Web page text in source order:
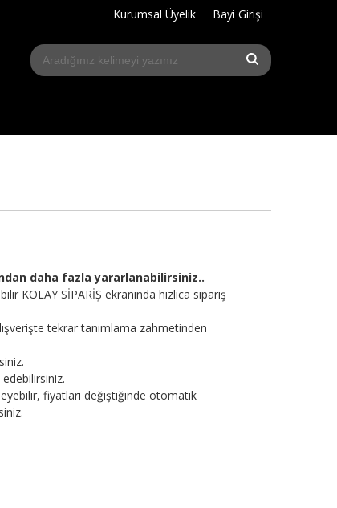
Kurumsal Üyelik Bayi Girişi
daha fazla yararlanabilirsiniz..
KOLAY SİPARİŞ ekranında hızlıca sipariş
tekrar tanımlama zahmetinden
fiyatları değiştiğinde otomatik